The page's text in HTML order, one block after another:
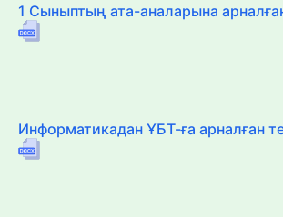
1 Сыныптың ата-аналарына
Информатикадан ҰБТ-ға арналған